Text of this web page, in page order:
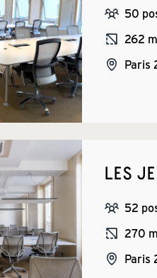
50
262
Paris
LES
52
270
Paris